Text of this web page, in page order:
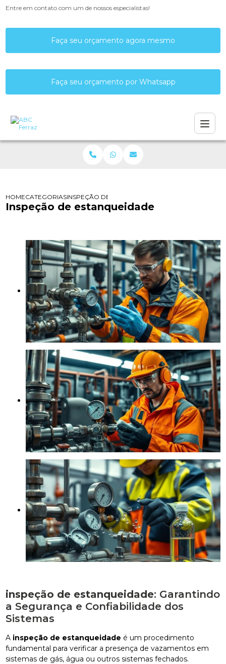
Entre em contato com um de nossos especialistas!
Faça seu orçamento agora mesmo
Faça seu orçamento por Whatsapp
HOMECATEGORIASINSPEÇÃO DE ESTANQUEIDADE
Inspeção de estanqueidade
inspeção de estanqueidade: Garantindo
a Segurança e Confiabilidade dos
Sistemas
A inspeção de estanqueidade é um procedimento
fundamental para verificar a presença de vazamentos em
sistemas de gás, água ou outros sistemas fechados.